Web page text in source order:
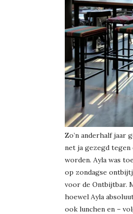
Zo’n anderhalf jaar
net ja gezegd tegen
worden. Ayla was
op zondagse
voor de Ontbijtbar.
hoewel Ayla
ook lunchen en –